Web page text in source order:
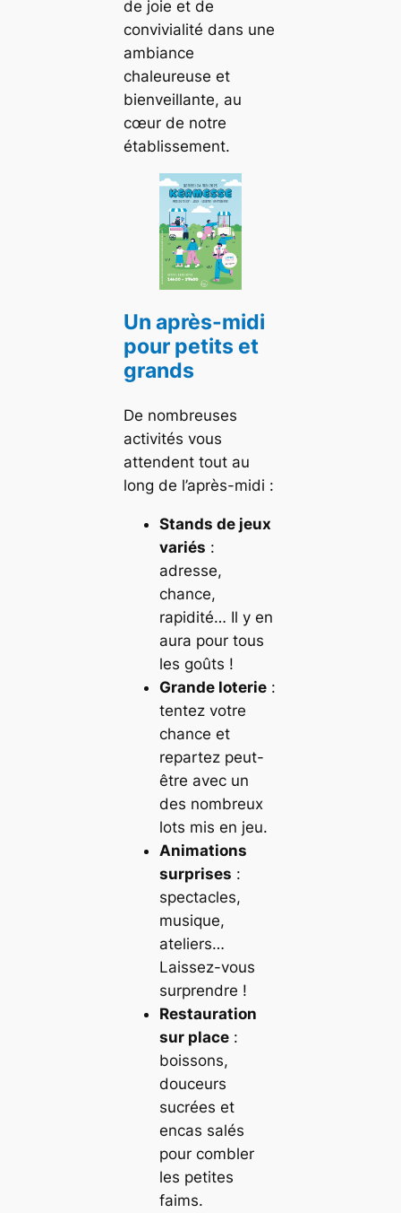
de joie et de
convivialité dans une
ambiance
chaleureuse et
bienveillante, au
cœur de notre
établissement.
Un après-midi
pour petits et
grands
De nombreuses
activités vous
attendent tout au
long de l’après-midi :
Stands de jeux
variés :
adresse,
chance,
rapidité… Il y en
aura pour tous
les goûts !
Grande loterie:
tentez votre
chance et
repartez peut-
être avec un
des nombreux
lots mis en jeu.
Animations
surprises :
spectacles,
musique,
ateliers…
Laissez-vous
surprendre !
Restauration
sur place:
boissons,
douceurs
sucrées et
encas salés
pour combler
les petites
faims.